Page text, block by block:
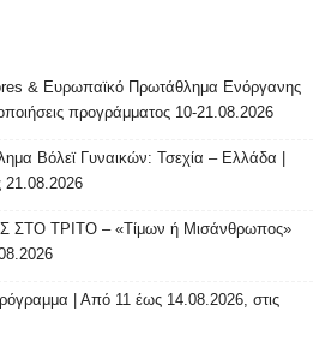
& Ευρωπαϊκό Πρωτάθλημα Ενόργανης
προγράμματος 10-21.08.2026
Βόλεϊ Γυναικών: Τσεχία – Ελλάδα |
21.08.2026
ΤΡΙΤΟ – «Τίμων ή Μισάνθρωπος»
| Από 11 έως 14.08.2026, στις